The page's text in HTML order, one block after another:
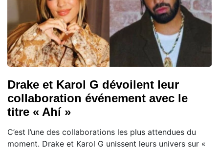
Drake et Karol G dévoilent leur
collaboration événement avec le
titre « Ahí »
C’est l’une des collaborations les plus attendues du
moment. Drake et Karol G unissent leurs univers sur «